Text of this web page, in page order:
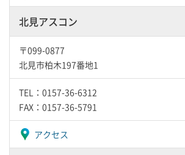
北見アスコン
〒099-0877
北見市柏木197番地1
TEL：0157-36-6312
FAX：0157-36-5791
アクセス